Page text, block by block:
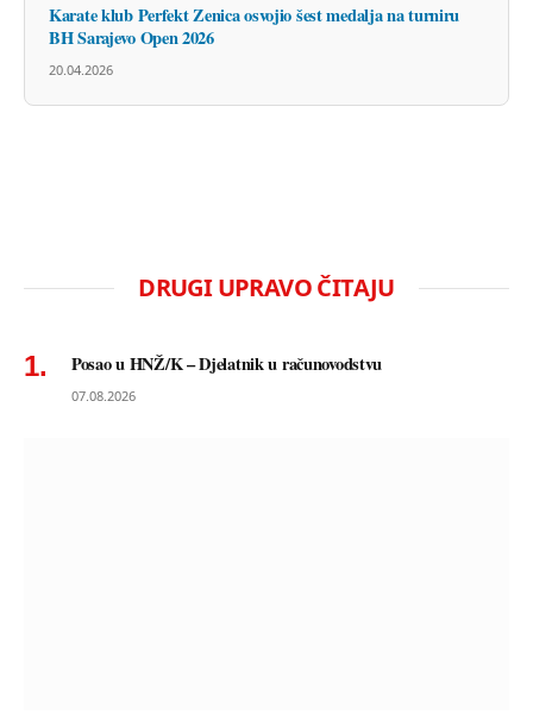
Karate klub Perfekt Zenica osvojio šest medalja na turniru
BH Sarajevo Open 2026
20.04.2026
DRUGI UPRAVO ČITAJU
Posao u HNŽ/K – Djelatnik u računovodstvu
07.08.2026